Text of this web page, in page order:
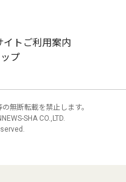
イトご利用案内
プ
無断転載を禁止します。
SHA CO.,LTD.